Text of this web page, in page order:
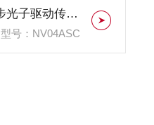
异步光子驱动传感器
型号：NV04ASC